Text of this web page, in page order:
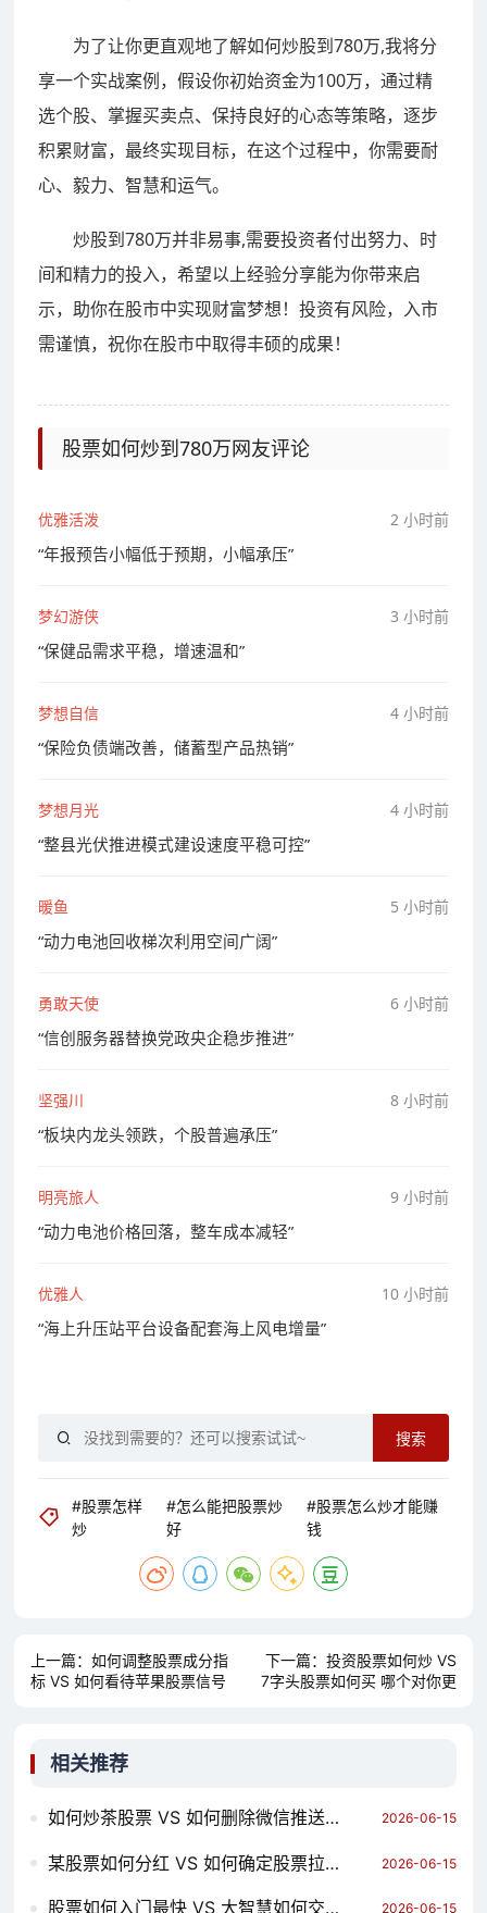
为了让你更直观地了解如何炒股到780万,我将分
享一个实战案例，假设你初始资金为100万，通过精
选个股、掌握买卖点、保持良好的心态等策略，逐步
积累财富，最终实现目标，在这个过程中，你需要耐
心、毅力、智慧和运气。
炒股到780万并非易事,需要投资者付出努力、时
间和精力的投入，希望以上经验分享能为你带来启
示，助你在股市中实现财富梦想！投资有风险，入市
需谨慎，祝你在股市中取得丰硕的成果！
股票如何炒到780万网友评论
优雅活泼 2 小时前
“年报预告小幅低于预期，小幅承压”
梦幻游侠 3 小时前
“保健品需求平稳，增速温和”
梦想自信 4 小时前
“保险负债端改善，储蓄型产品热销”
梦想月光 4 小时前
“整县光伏推进模式建设速度平稳可控”
暖鱼 5 小时前
“动力电池回收梯次利用空间广阔”
勇敢天使 6 小时前
“信创服务器替换党政央企稳步推进”
坚强川 8 小时前
“板块内龙头领跌，个股普遍承压”
明亮旅人 9 小时前
“动力电池价格回落，整车成本减轻”
优雅人 10 小时前
“海上升压站平台设备配套海上风电增量”
搜索
#股票怎样
炒
#怎么能把股票炒
好
#股票怎么炒才能赚
钱
上一篇： 如何调整股票成分指
标 VS 如何看待苹果股票信号
下一篇：投资股票如何炒 VS
7字头股票如何买 哪个对你更
相关推荐
如何炒茶股票 VS 如何删除微信推送股票 哪个对你更有用？ 2026-06-15
某股票如何分红 VS 如何确定股票拉升起暴点 哪个对你更有用？ 2026-06-15
股票如何入门最快 VS 大智慧如何交易股票 哪个对你更有用？ 2026-06-15